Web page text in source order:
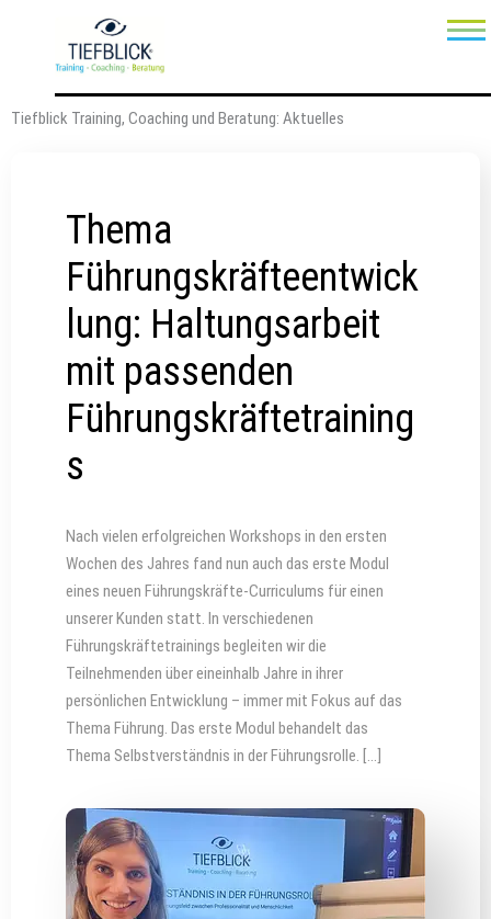
Startseite
Unsere Leistungen
Aktuelles
Kontakt und Anfahrt
Datenschutz
Impressum
Tiefblick Training, Coaching und Beratung: Aktuelles
Thema
Führungskräfteentwick
lung: Haltungsarbeit
mit passenden
Führungskräftetraining
s
Nach vielen erfolgreichen Workshops in den ersten
Wochen des Jahres fand nun auch das erste Modul
eines neuen Führungskräfte-Curriculums für einen
unserer Kunden statt. In verschiedenen
Führungskräftetrainings begleiten wir die
Teilnehmenden über eineinhalb Jahre in ihrer
persönlichen Entwicklung – immer mit Fokus auf das
Thema Führung. Das erste Modul behandelt das
Thema Selbstverständnis in der Führungsrolle. […]